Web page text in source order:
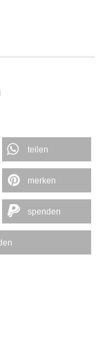
teilen
merken
spenden